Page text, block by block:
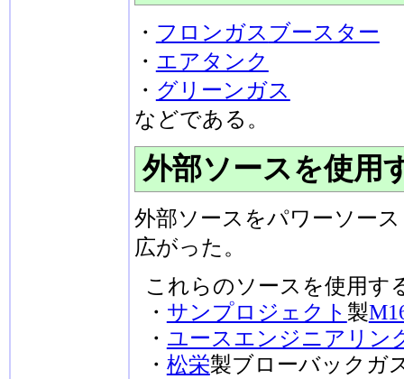
・ フロンガス ブースター
・ エアタンク
・ グリーンガス
などである。
外部ソースを使用
外部ソースをパワーソー
広がった。
これらのソースを使用す
・ サンプロジェクト 製
・ ユースエンジニアリン
・ 松栄製ブローバックガ